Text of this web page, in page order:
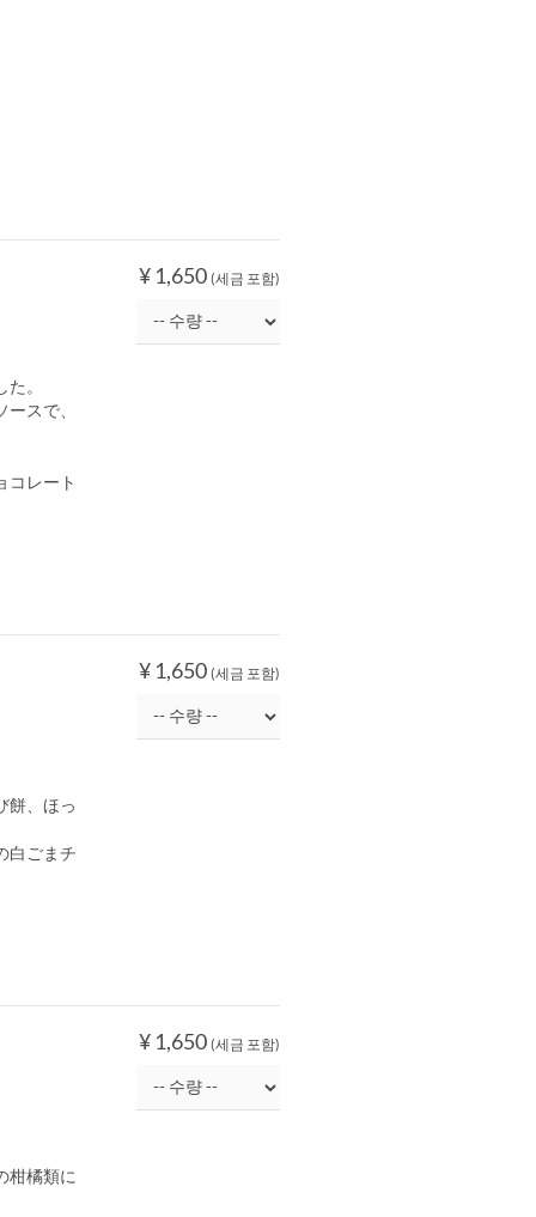
¥ 1,650 (세금 포함)
。
スで、
コレート
¥ 1,650 (세금 포함)
餅、ほっ
白ごまチ
¥ 1,650 (세금 포함)
柑橘類に